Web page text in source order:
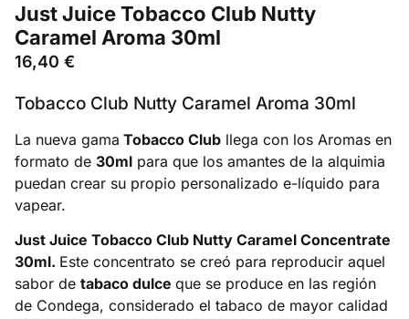
Just Juice Tobacco Club Nutty
Caramel Aroma 30ml
16,40 €
Tobacco Club Nutty Caramel Aroma 30ml
La nueva gama Tobacco Club llega con los Aromas en
formato de 30ml para que los amantes de la alquimia
puedan crear su propio personalizado e-líquido para
vapear.
Just Juice Tobacco Club Nutty Caramel Concentrate
30ml. Este concentrato se creó para reproducir aquel
sabor de tabaco dulce que se produce en las región
de Condega, considerado el tabaco de mayor calidad